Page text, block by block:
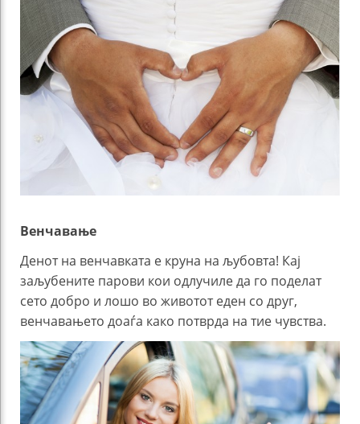
Венчавање
Денот на венчавката е круна на љубовта! Кај
заљубените парови кои одлучиле да го поделат
сето добро и лошо во животот еден со друг,
венчавањето доаѓа како потврда на тие чувства.